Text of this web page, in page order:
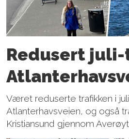
Redusert
Været reduserte trafikken i
Atlanterhavsveien, og også
Kristiansund gjennom